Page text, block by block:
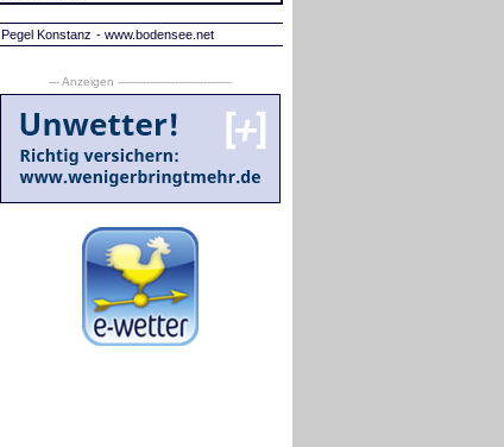
Pegel Konstanz - www.bodensee.net
--- Anzeigen --------------------------------